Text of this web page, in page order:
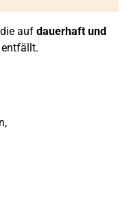
auf dauerhaft und